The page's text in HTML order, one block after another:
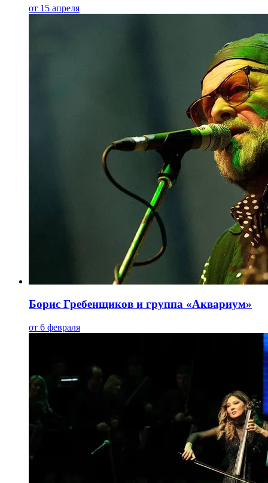
от 15 апреля
Борис Гребенщиков и группа «Аквариум»
от 6 февраля